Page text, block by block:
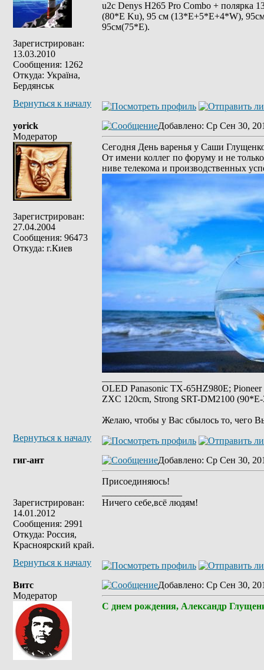
Зарегистрирован:
13.03.2010
Сообщения: 1262
Откуда: Україна,
Бердянськ
u2c Denys H265 Pro Combo + полярка
(80*E Ku), 95 см (13*E+5*E+4*W),
95см(75*Е).
Вернуться к началу
yorick
Модератор
Зарегистрирован:
27.04.2004
Сообщения: 96473
Откуда: г.Киев
Добавлено: Ср Сен 30,
Сегодня День варенья у Саши
От имени коллег по форуму и не
ниве телекома и производственных
OLED Panasonic TX-65HZ980E;
ZXC 120cm, Strong SRT-DM2100
Желаю, чтобы у Вас сбылось то, чего
Вернуться к началу
гиг-ант
Зарегистрирован:
14.01.2012
Сообщения: 2991
Откуда: Россия,
Красноярский край.
Добавлено: Ср Сен 30,
Присоединяюсь!
Ничего себе,всё людям!
Вернуться к началу
Витс
Модератор
Добавлено: Ср Сен 30,
С днем рождения, Александр